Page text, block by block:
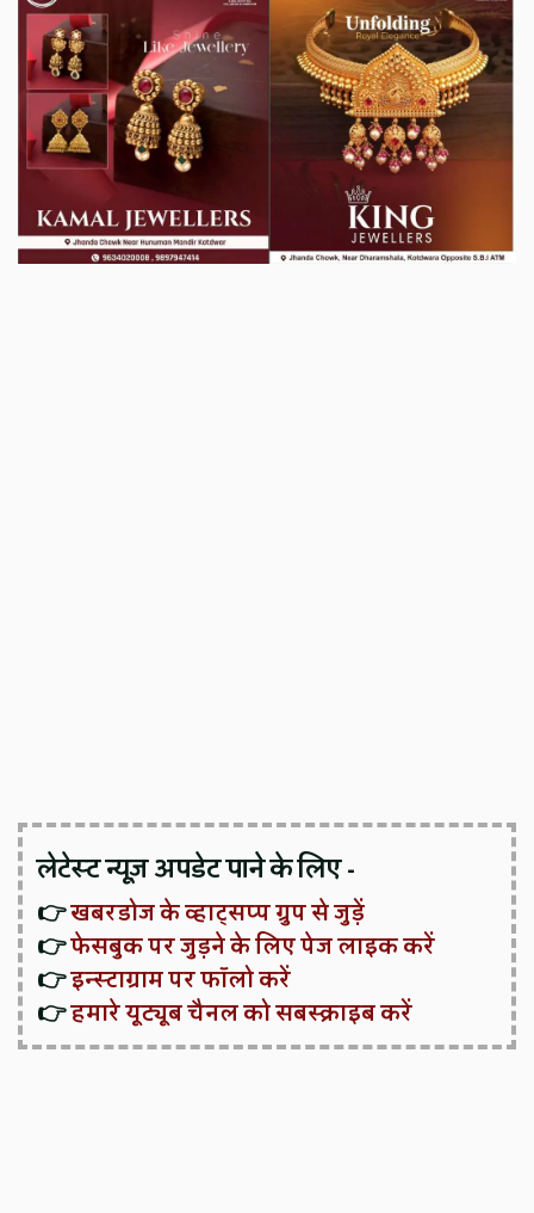
लेटेस्ट न्यूज़ अपडेट पाने के लिए -
👉खबरडोज के व्हाट्सप्प ग्रुप से जुड़ें
👉फेसबुक पर जुड़ने के लिए पेज लाइक करें
👉इन्स्टाग्राम पर फॉलो करें
👉हमारे यूट्यूब चैनल को सबस्क्राइब करें